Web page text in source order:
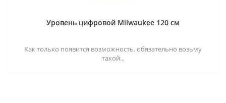
Уровень цифровой Milwaukee 120 см
Как только появится возможность, обязательно возьму
такой...